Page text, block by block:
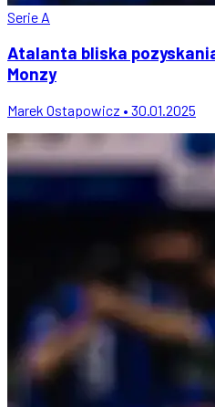
Serie A
Atalanta bliska
Monzy
Marek Ostapowicz • 30.01.2025